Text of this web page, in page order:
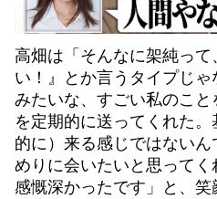
高畑は「そんなに架純っ
い！』とか言うタイプじゃ
みたいな、すごい私のこ
を定期的に送ってくれた
的に）来る感じではない
めりに会いたいと思ってく
感慨深かったです」と、笑